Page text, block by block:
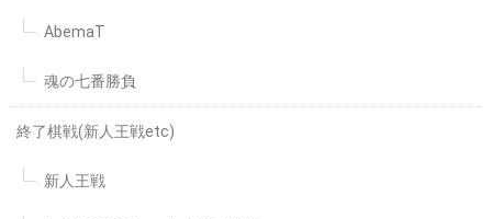
AbemaT
魂の七番勝負
終了棋戦(新人王戦etc)
新人王戦